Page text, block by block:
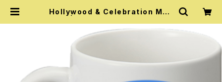
Hollywood & Celebration Mug
式グッズ